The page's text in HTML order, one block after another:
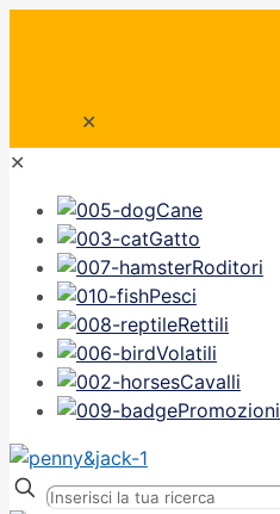
✕
✕
Cane
Gatto
Roditori
Pesci
Rettili
Volatili
Cavalli
Promozioni